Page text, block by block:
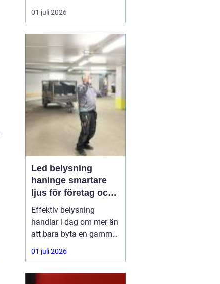
mötesrum och ordna
fika. Företag söker idag
fokus, ger energi och
stärker relationer i
gruppen. Många märker
också att de mest
givande samtalen
uppstår en bit bor...
01 juli 2026
Led belysning
haninge smartare
ljus för företag och
fastigheter
Effektiv belysning
handlar i dag om mer än
att bara byta en gammal
armatur mot en ny.
Företag,
01 juli 2026